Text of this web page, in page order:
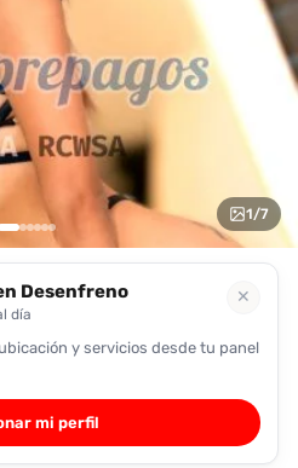
1/7
Desenfreno
día
✕
y servicios desde tu panel
mi perfil